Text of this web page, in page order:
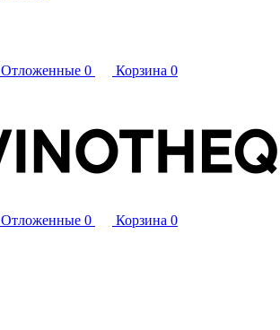
Отложенные 0 Корзина 0
Отложенные 0 Корзина 0